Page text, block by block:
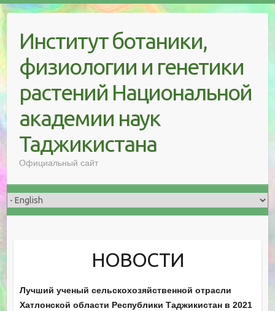
Skip
contentИнститут ботаники,
физиологии и генетики
растений Национальной
академии наук
Таджикистана
Официальный сайт
НОВОСТИ
Лучший ученый сельскохозяйственной отрасли
Хатлонской области Республики Таджикистан в 2021